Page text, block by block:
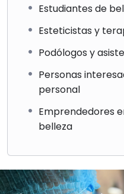
Estudiantes de
Esteticistas y
Podólogos y
Personas
personal
Emprendedores
belleza